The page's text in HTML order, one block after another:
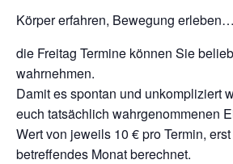
Körper erfahren, Bewegung erleben…
die Freitag Termine können Sie
wahrnehmen.
Damit es spontan und unkompliziert
euch tatsächlich wahrgenommenen
Wert von jeweils 10 € pro Termin,
betreffendes Monat berechnet.